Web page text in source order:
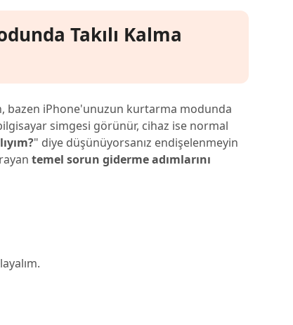
Takılı Kalma
bazen iPhone'unuzun kurtarma modunda
simgesi görünür, cihaz ise normal
" diye düşünüyorsanız endişelenmeyin
temel sorun giderme adımlarını